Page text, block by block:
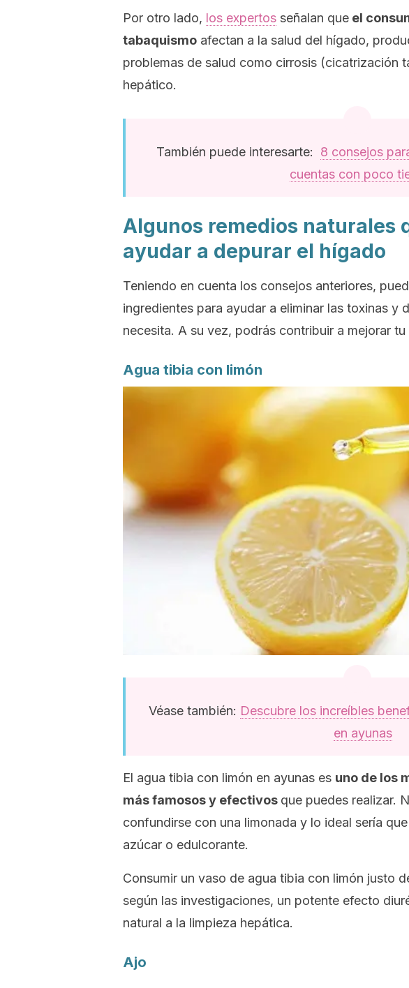
Por otro lado, los expertos señalan que el
tabaquismo afectan a la salud del hígado,
problemas de salud como cirrosis (cicatrización
hepático.
También puede interesarte: 8 consejos
cuentas con poco
Algunos remedios naturales
ayudar a depurar el hígado
Teniendo en cuenta los consejos anteriores,
ingredientes para ayudar a eliminar las toxinas y
necesita. A su vez, podrás contribuir a mejorar tu
Agua tibia con limón
Véase también: Descubre los increíbles
en ayunas
El agua tibia con limón en ayunas es uno de los
más famosos y efectivos que puedes realizar.
confundirse con una limonada y lo ideal sería
azúcar o edulcorante.
Consumir un vaso de agua tibia con limón justo
según las investigaciones, un potente efecto
natural a la limpieza hepática.
Ajo